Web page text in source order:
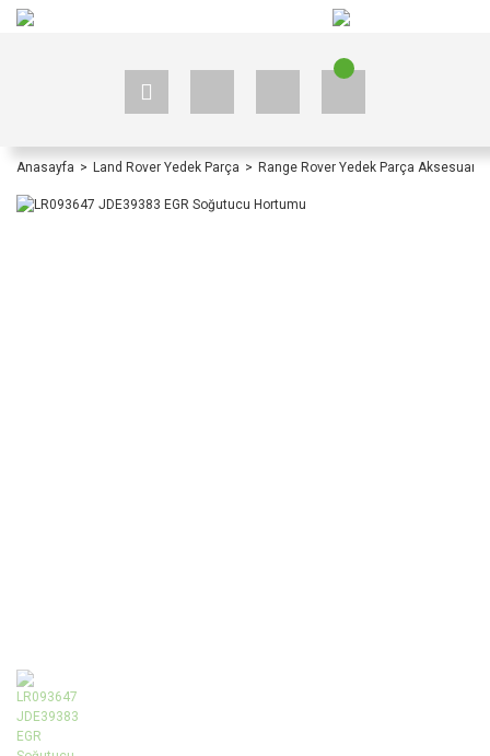
Anasayfa Land Rover Yedek Parça Range Rover Yedek Parça Aksesuar